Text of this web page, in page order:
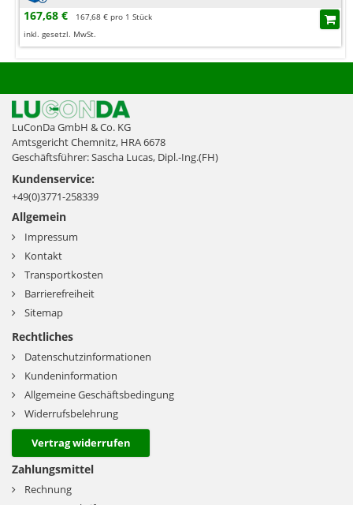
167,68 €
167,68 € pro 1 Stück
inkl. gesetzl. MwSt.
LuConDa GmbH & Co. KG
Amtsgericht Chemnitz, HRA 6678
Geschäftsführer: Sascha Lucas, Dipl.-Ing.(FH)
Kundenservice:
+49(0)3771-258339
Allgemein
Impressum
Kontakt
Transportkosten
Barrierefreiheit
Sitemap
Rechtliches
Datenschutzinformationen
Kundeninformation
Allgemeine Geschäftsbedingung
Widerrufsbelehrung
Vertrag widerrufen
Zahlungsmittel
Rechnung